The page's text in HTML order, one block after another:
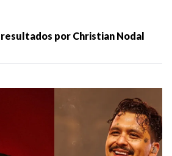
MÁS RECIENTES
MENOS RECIENTES
resultados por Christian Nodal